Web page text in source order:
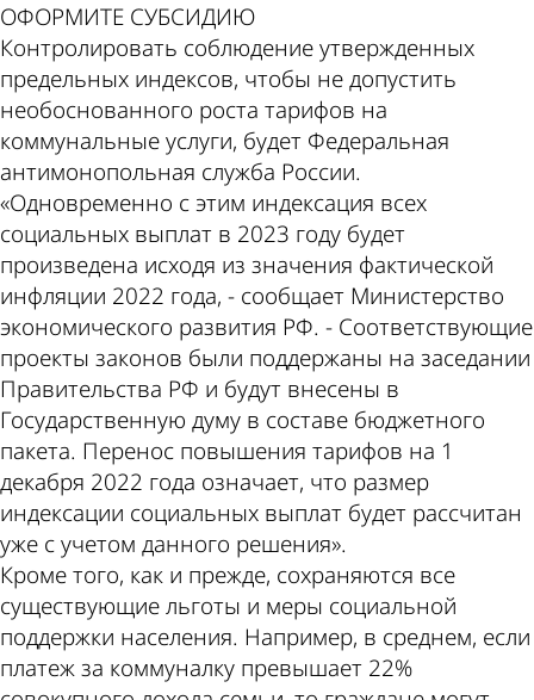
ОФОРМИТЕ СУБСИДИЮ
Контролировать соблюдение утвержденных
предельных индексов, чтобы не допустить
необоснованного роста тарифов на
коммунальные услуги, будет Федеральная
антимонопольная служба России.
«Одновременно с этим индексация всех
социальных выплат в 2023 году будет
произведена исходя из значения фактической
инфляции 2022 года, - сообщает Министерство
экономического развития РФ. - Соответствующие
проекты законов были поддержаны на заседании
Правительства РФ и будут внесены в
Государственную думу в составе бюджетного
пакета. Перенос повышения тарифов на 1
декабря 2022 года означает, что размер
индексации социальных выплат будет рассчитан
уже с учетом данного решения».
Кроме того, как и прежде, сохраняются все
существующие льготы и меры социальной
поддержки населения. Например, в среднем, если
платеж за коммуналку превышает 22%